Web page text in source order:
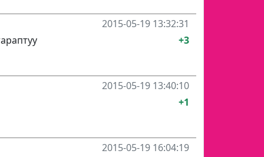
2015-05-19 13:32:31
+3
2015-05-19 13:40:10
+1
2015-05-19 16:04:19